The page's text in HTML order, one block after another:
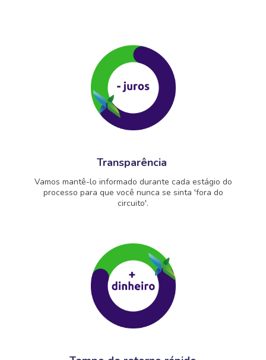
Transparência
Vamos mantê-lo informado durante cada estágio do
processo para que você nunca se sinta 'fora do
circuito'.